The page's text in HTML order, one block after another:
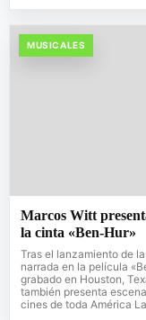
MUSICALES
Marcos Witt
la cinta «Ben-Hur»
Tras el lanzamiento de
narrada en la película
grabado en Houston,
también presenta
cines de toda América